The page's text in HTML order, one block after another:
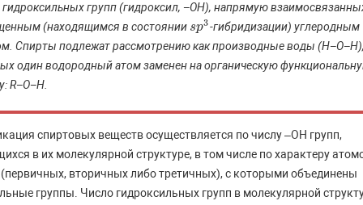
гидроксильных групп (гидроксил, −OH), напрямую
(находящимся в состоянии sp3
sp3-гибридизации) углеродным
Спирты подлежат рассмотрению как производные воды
один водородный атом заменен на органическую
R−O−H.
спиртовых веществ осуществляется по числу –OH групп,
в их молекулярной структуре, в том числе по характеру
(первичных, вторичных либо третичных), с которыми объединены
группы. Число гидроксильных групп в молекулярной